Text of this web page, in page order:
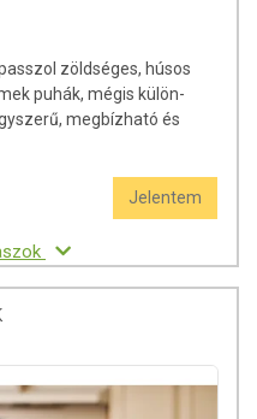
zöldséges, húsos
puhák, mégis külön-
megbízható és
Jelentem